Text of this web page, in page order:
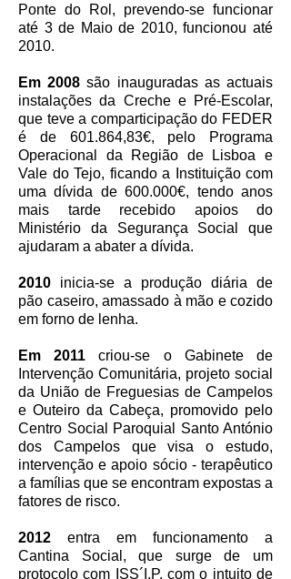
Ponte do Rol, prevendo-se funcionar
até 3 de Maio de 2010, funcionou até
2010.
Em 2008 são inauguradas as actuais
instalações da Creche e Pré-Escolar,
que teve a comparticipação do FEDER
é de 601.864,83€, pelo Programa
Operacional da Região de Lisboa e
Vale do Tejo, ficando a Instituição com
uma dívida de 600.000€, tendo anos
mais tarde recebido apoios do
Ministério da Segurança Social que
ajudaram a abater a dívida.
2010 inicia-se a produção diária de
pão caseiro, amassado à mão e cozido
em forno de lenha.
Em 2011 criou-se o Gabinete de
Intervenção Comunitária, projeto social
da União de Freguesias de Campelos
e Outeiro da Cabeça, promovido pelo
Centro Social Paroquial Santo António
dos Campelos que visa o estudo,
intervenção e apoio sócio - terapêutico
a famílias que se encontram expostas a
fatores de risco.
2012 entra em funcionamento a
Cantina Social, que surge de um
protocolo com ISS´I.P. com o intuito de